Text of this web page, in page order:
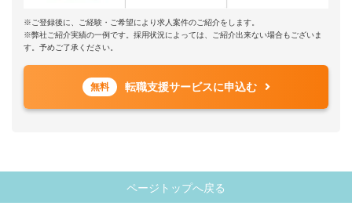
※ご登録後に、ご経験・ご希望により求人案件のご紹介をします。
※弊社ご紹介実績の一例です。採用状況によっては、ご紹介出来ない場合もございま
す。予めご了承ください。
無料 転職支援サービスに申込む
ページトップへ戻る